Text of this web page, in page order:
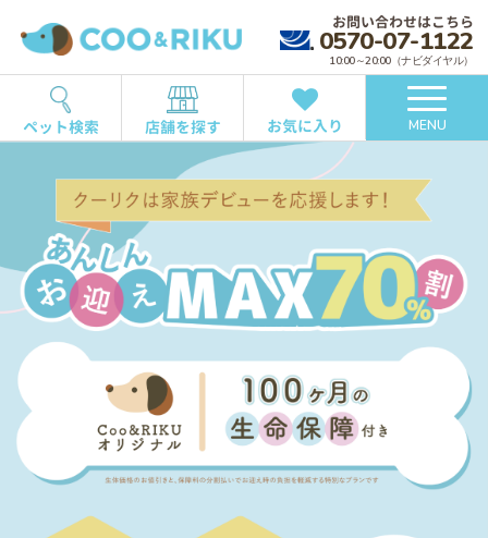
お問い合わせはこちら
0570-07-1122
10:00～20:00（ナビダイヤル）
ペット検索 店舗を探す お気に入り MENU